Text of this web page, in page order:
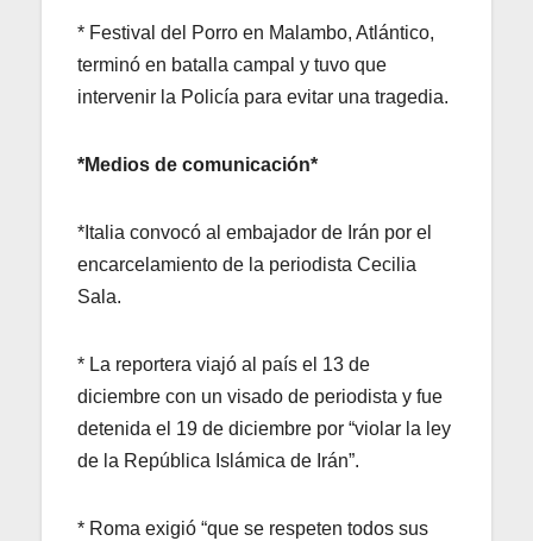
* Festival del Porro en Malambo, Atlántico,
terminó en batalla campal y tuvo que
intervenir la Policía para evitar una tragedia.
*Medios de comunicación*
*Italia convocó al embajador de Irán por el
encarcelamiento de la periodista Cecilia
Sala.
* La reportera viajó al país el 13 de
diciembre con un visado de periodista y fue
detenida el 19 de diciembre por “violar la ley
de la República Islámica de Irán”.
* Roma exigió “que se respeten todos sus